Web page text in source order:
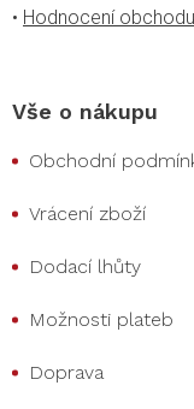
• Hodnocení obchodu
Vše o nákupu
Obchodní
Vrácení zboží
Dodací lhůty
Možnosti plateb
Doprava